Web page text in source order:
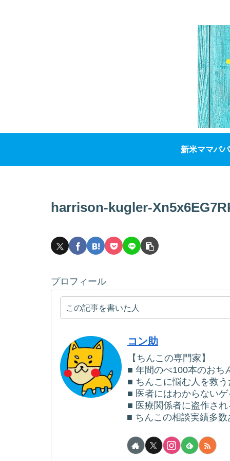
新米ママパ
harrison-kugler-
プロフィール
この記事を書いた人
コン助
【ちんこの専門家】
■ 年間のべ100本のおち
■ ちんこに悩む人を救
■ 医者にはわからない
■ 医療関係者に盗作さ
■ ちんこの相談実績多